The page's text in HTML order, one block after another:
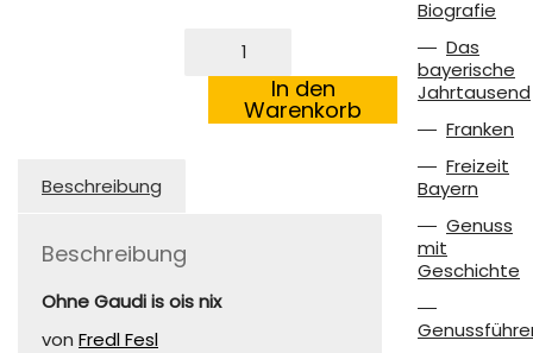
Menge
In den
Warenkorb
Beschreibung
Beschreibung
Ohne Gaudi is ois nix
von Fredl Fesl
Biografie
Das
bayerische
Jahrtausend
Franken
Freizeit
Bayern
Genuss
mit
Geschichte